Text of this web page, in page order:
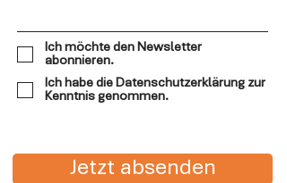
Ich möchte den Newsletter
abonnieren.
Ich habe die Datenschutzerklärung zur
Kenntnis genommen.
Jetzt absenden